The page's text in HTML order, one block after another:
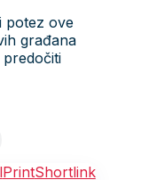
potez ove
građana
predočiti
PrintShortlink